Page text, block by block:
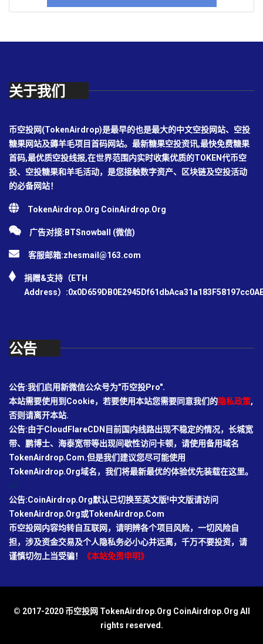
关于我们
币空投网(TokenAirdrop)是最早的也是最大的中文空投网站、空投
糖果网站及薅羊毛项目首码网站。最新糖果空投资讯,最快免费糖果
首码,最优质空投线报,在世界范围内实时收集优质的TOKEN代币空
投、空投糖果和羊毛活动，是您接触数字资产、区块链及空投活动
的必备网站！
TokenAirdrop.Org CoinAirdrop.Org
广告对接:BTSnowball (微信)
客服邮箱:zhesmail@163.com
捐赠&支持（ETH
Address）
公告
公告:我们启用新微信公众号为"币空投Pro".
本站需要使用到Cookie，若要使用本站您需要同意我们的隐私政策,
否则请离开本站.
公告:由于CloudFlareCDN目前国内线路出现不稳定的情况，长城宽
带、鹏博士、海泰宽带等出现间歇性访问卡顿，请使用备用域名
TokenAirdrop.Com.但是我们建议您尽可能使用
TokenAirdrop.Org域名，我们将最新最优的体验优先装载在这里。
公告:CoinAirdrop.Org默认已切换至英文版!中文版请访问
TokenAirdrop.Org或TokenAirdrop.Com
币空投网内容均转自互联网，请明辨各个项目风险，一切风险自
担，涉及资金交易及个人隐私务必小心并远离，千万不要投资，请
谨慎切勿上当受骗！
《本站免责申明》
© 2017-2020 币空投网 TokenAirdrop.Org CoinAirdrop.Org All
rights reserved.